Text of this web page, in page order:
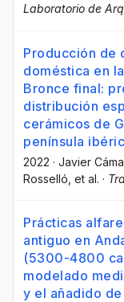
Laboratorio de
Producción de
doméstica en
Bronce final:
distribución
cerámicos de
península
2022 · Javier
Rosselló , et al. ·
Prácticas
antiguo en
(5300-4800
modelado
y el añadido